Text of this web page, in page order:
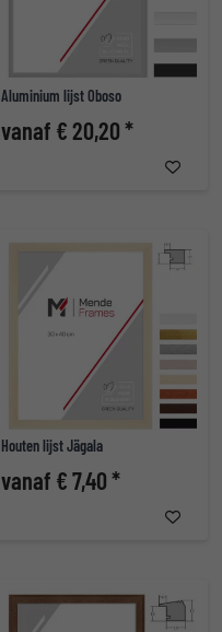
Aluminium lijst Oboso
vanaf € 20,20 *
Houten lijst Jägala
vanaf € 7,40 *